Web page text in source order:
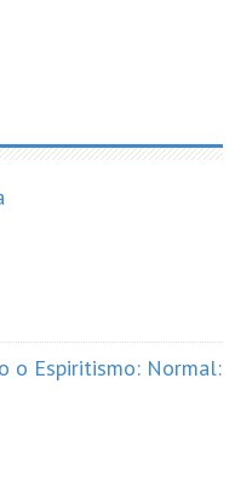
o Espiritismo: Normal: